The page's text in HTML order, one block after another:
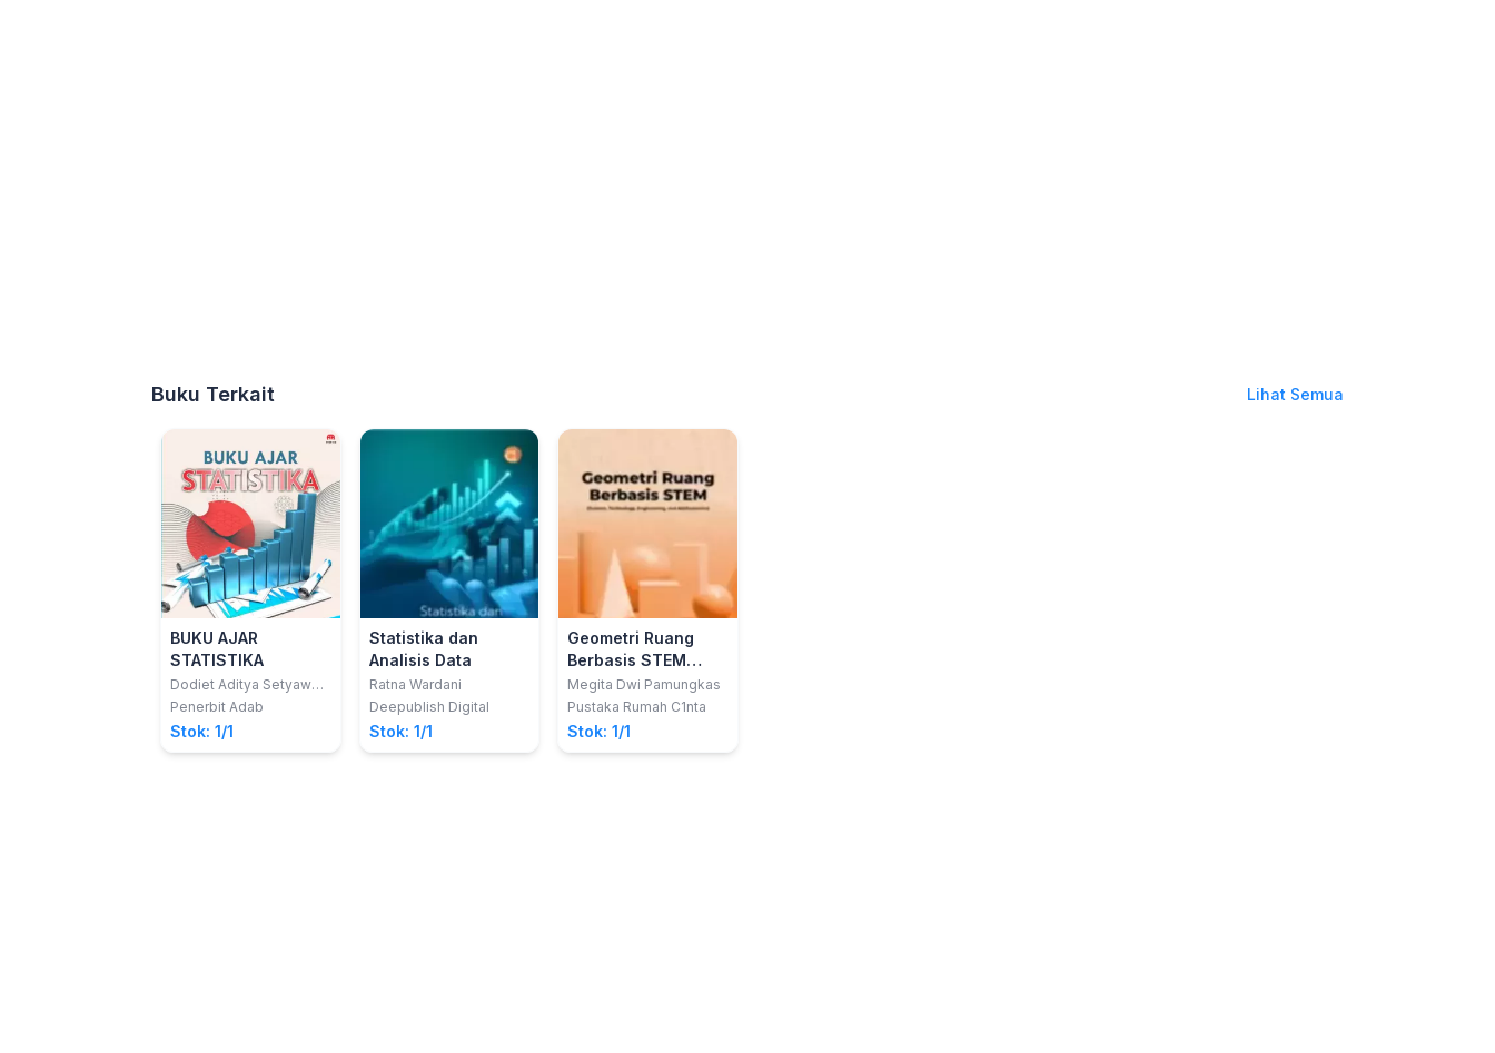
Buku Terkait Lihat Semua
BUKU AJAR
STATISTIKA
Dodiet Aditya Setyawan,
dkk
Penerbit Adab
Stok: 1/1
Statistika dan
Analisis Data
Ratna Wardani
Deepublish Digital
Stok: 1/1
Geometri Ruang
Berbasis STEM
(Science,
Technology,
Engineering, and
Mathematics)
Megita Dwi Pamungkas
Pustaka Rumah C1nta
Stok: 1/1